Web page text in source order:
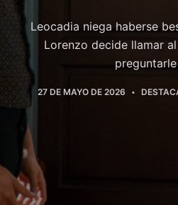
Leocadia niega haberse
Lorenzo decide llamar
27 DE MAYO DE 2026